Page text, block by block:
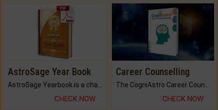
AstroSage Year Book
AstroSage Yearbook is a channel to fulfill your dreams and destiny.
CHECK NOW
Career Counselling
The CogniAstro Career Counselling Report is the most comprehensive report available on this topic.
CHECK NOW